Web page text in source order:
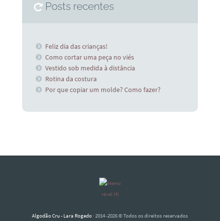
Posts recentes
Feliz dia das crianças!
Como cortar uma peça no viés
Vestido sob medida à distância
Rotina da costura
Por que copiar um molde? Como fazer?
Algodão Cru - Lara Rogedo · 2014 -2026 © Todos os direitos reservados